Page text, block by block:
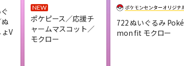
V
NEW
ポケピース／応援チ
ャームマスコット／
モクロー
722 ぬいぐるみ Poké
mon fit モクロー